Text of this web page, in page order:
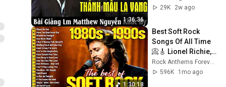
1:36:36
- Kênh Công Giáo
29K
2w ago
1:30:18
Best Soft Rock
Songs Of All Time
📀🎸 Lionel Richie,
Rod Stewart, Elton
John, Phil Collins,
Rock Anthems Forever Official
596K
1mo ago